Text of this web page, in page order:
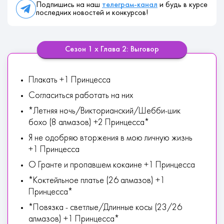
Подпишись на наш телеграм-канал и будь в курсе
последних новостей и конкурсов!
Сезон 1 х Глава 2: Выговор
Плакать +1 Принцесса
Согласиться работать на них
*Летняя ночь/Викторианский/Шебби-шик
бохо (8 алмазов) +2 Принцесса*
Я не одобряю вторжения в мою личную жизнь
+1 Принцесса
О Гранте и пропавшем кокаине +1 Принцесса
*Коктейльное платье (26 алмазов) +1
Принцесса*
*Повязка - светлые/Длинные косы (23/26
алмазов) +1 Принцесса*